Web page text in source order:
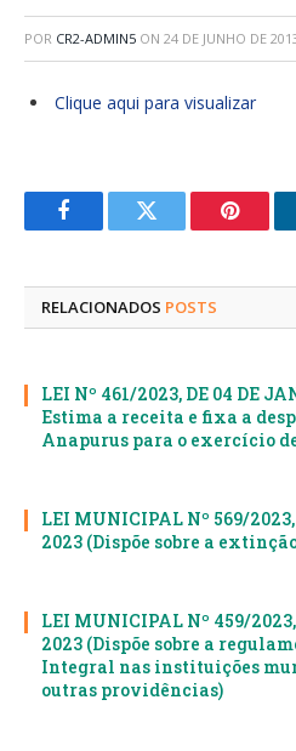
POR CR2-ADMIN5 ON 24 DE JUNHO DE
Clique aqui para visualizar
FacebookTwitter
RELACIONADOS POSTS
LEI Nº 461/2023, DE 04 DE
Estima a receita e fixa a
Anapurus para o exercício
LEI MUNICIPAL Nº 569/2023,
2023 (Dispõe sobre a
LEI MUNICIPAL Nº 459/2023,
2023 (Dispõe sobre a
Integral nas instituições
outras providências)